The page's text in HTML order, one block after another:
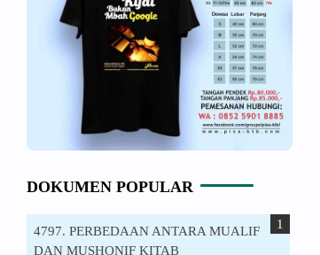
DOKUMEN POPULAR
4797. PERBEDAAN ANTARA MUALIF
DAN MUSHONIF KITAB